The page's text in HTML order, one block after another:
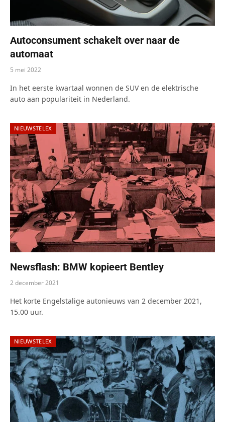
Autoconsument schakelt over naar de
automaat
5 mei 2022
In het eerste kwartaal wonnen de SUV en de elektrische
auto aan populariteit in Nederland.
NIEUWSTELEX
Newsflash: BMW kopieert Bentley
2 december 2021
Het korte Engelstalige autonieuws van 2 december 2021,
15.00 uur.
NIEUWSTELEX